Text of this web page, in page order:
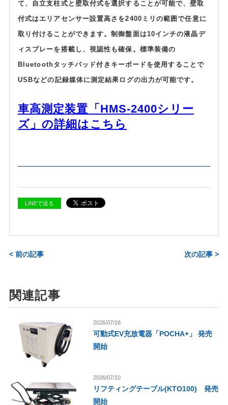
て、自立支柱式と壁取付式を選択することが可能で、壁取
付式はエリアセンサー設置高さを2400ミリの範囲で任意に
取り付けることができます。制御盤面は10インチの液晶デ
ィスプレーを搭載し、視認性も確保。標準装備の
Bluetoothタッチパッド付きキーボードを使用することで
USBなどの記録媒体に測定結果ログの出力が可能です。
車高測定装置「HMS-2400シリー
ズ」の詳細はこちら
LINEで送る
< 前の記事 次の記事 >
関連記事
2026/07/16
可動式EV充放電器「POCHA+」 発売
開始
2026/07/10
リフティングテーブル(KTO100) 発売
開始